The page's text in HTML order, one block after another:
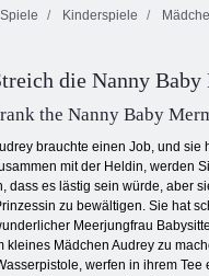
Ragdoll
Kinderspiele
die Nanny
the Nanny Baby
brauchte einen Job, und sie
mit der Heldin, werden
dass es lästig sein würde, aber
zu bewältigen. Sie hat
Meerjungfrau
kleines Mädchen Audrey zu
werfen in ihrem